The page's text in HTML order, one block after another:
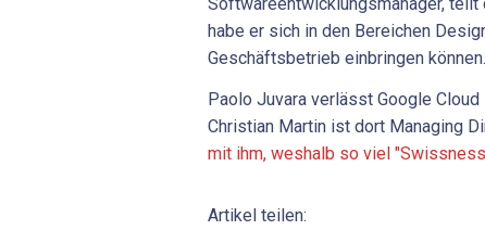
habe er sich in den Bereichen
Geschäftsbetrieb einbringen können.
Paolo Juvara verlässt Google
Christian Martin ist dort Managing
mit ihm, weshalb so viel
Artikel teilen: